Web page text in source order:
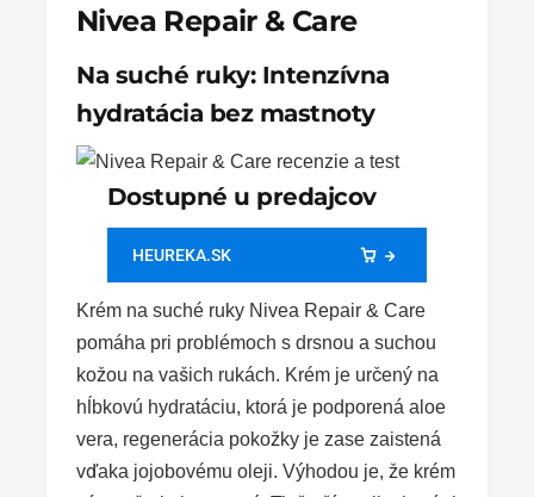
Nivea Repair & Care
Na suché ruky: Intenzívna
hydratácia bez mastnoty
Dostupné u predajcov
HEUREKA.SK
Krém na suché ruky Nivea Repair & Care
pomáha pri problémoch s drsnou a suchou
kožou na vašich rukách. Krém je určený na
hĺbkovú hydratáciu, ktorá je podporená aloe
vera, regenerácia pokožky je zase zaistená
vďaka jojobovému oleji. Výhodou je, že krém